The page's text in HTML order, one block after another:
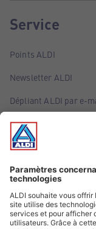
Service
Points ALDI
Newsletter ALDI
Dépliant ALDI par e-
Offres
Infos essentielles
Suivez ALDI